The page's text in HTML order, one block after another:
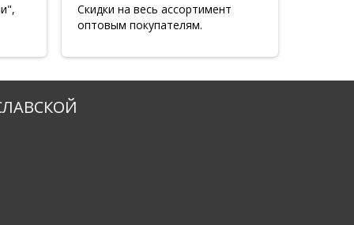
Скидки на весь ассортимент
оптовым покупателям.